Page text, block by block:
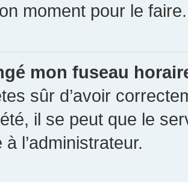
moment pour le faire.
mon fuseau
sûr d’avoir
il se peut que le
l’administrateur.